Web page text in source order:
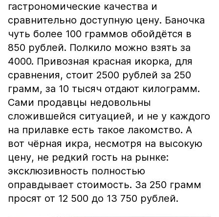
гастрономические качества и
сравнительно доступную цену. Баночка
чуть более 100 граммов обойдётся в
850 рублей. Полкило можно взять за
4000. Привозная красная икорка, для
сравнения, стоит 2500 рублей за 250
грамм, за 10 тысяч отдают килограмм.
Сами продавцы недовольны
сложившейся ситуацией, и не у каждого
на прилавке есть такое лакомство. А
вот чёрная икра, несмотря на высокую
цену, не редкий гость на рынке:
эксклюзивность полностью
оправдывает стоимость. За 250 грамм
просят от 12 500 до 13 750 рублей.